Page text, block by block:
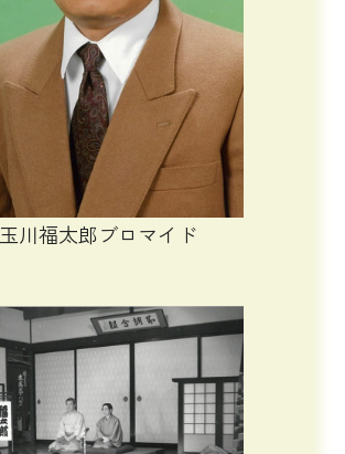
玉川福太郎ブロマイド